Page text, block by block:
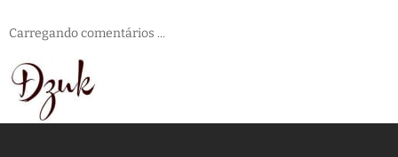
Carregando comentários ...